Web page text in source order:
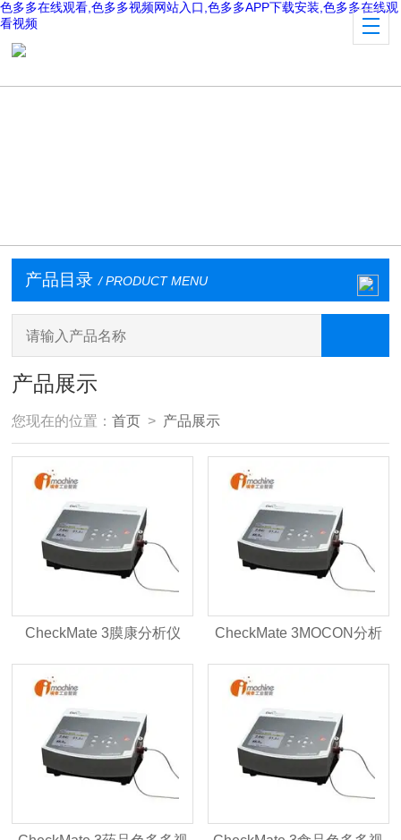
色多多在线观看,色多多视频网站入口,色多多APP下载安装,色多多在线观
看视频
产品目录 / PRODUCT MENU
产品展示
您现在的位置：首页 > 产品展示
CheckMate 3膜康分析仪 CheckMate 3MOCON分析
仪